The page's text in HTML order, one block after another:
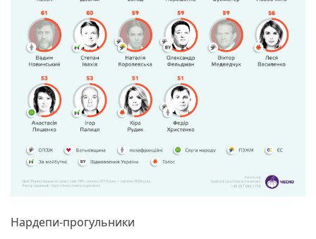
Нардепи-прогульники